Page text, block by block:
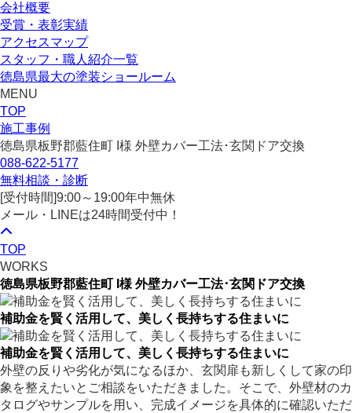
会社概要
受賞・表彰実績
アクセスマップ
スタッフ・職人紹介一覧
徳島県最大の塗装ショールーム
MENU
TOP
施工事例
徳島県板野郡藍住町 I様 外壁カバー工法･玄関ドア交換
088-622-5177
無料相談・診断
[受付時間] 9:00～19:00年中無休
メール・LINEは24時間受付中！
TOP
WORKS
徳島県板野郡藍住町 I様 外壁カバー工法･玄関ドア交換
補助金を賢く活用して、美しく長持ちする住まいに
補助金を賢く活用して、美しく長持ちする住まいに
外壁の反りや劣化が気になるほか、玄関扉も新しくして家の印
象を整えたいとご相談をいただきました。そこで、外壁材のカ
タログやサンプルを用い、完成イメージを具体的に確認いただ